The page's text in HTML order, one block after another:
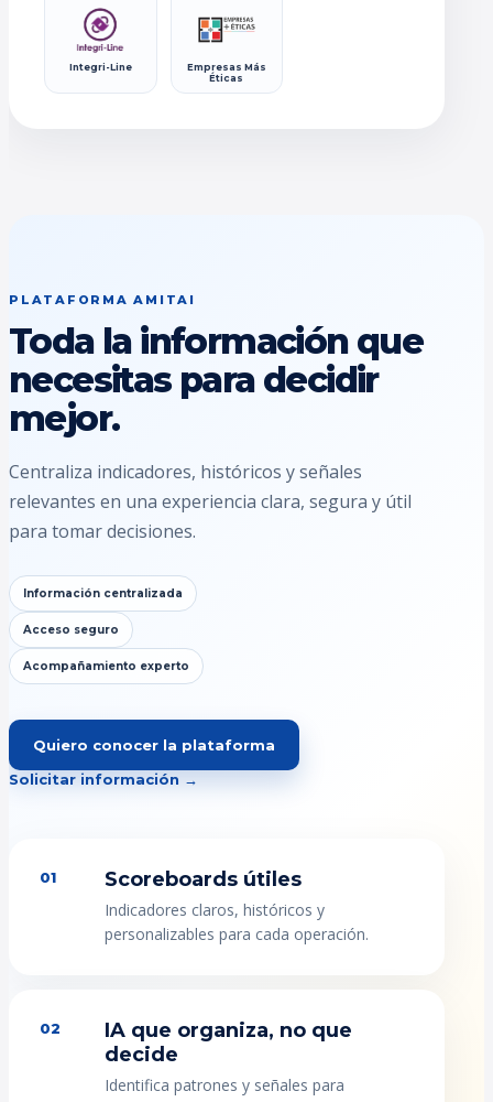
Integri-Line
Empresas Más
Éticas
PLATAFORMA AMITAI
Toda la información que
necesitas para decidir
mejor.
Centraliza indicadores, históricos y señales
relevantes en una experiencia clara, segura y útil
para tomar decisiones.
Información centralizada
Acceso seguro
Acompañamiento experto
Quiero conocer la plataforma
Solicitar información →
01 Scoreboards útiles
Indicadores claros, históricos y
personalizables para cada operación.
02
IA que organiza, no que
decide
Identifica patrones y señales para